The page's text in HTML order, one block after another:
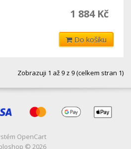
1 884 Kč
Do košíku
Zobrazuji 1 až 9 z 9 (celkem stran 1)
OpenCart
© 2026